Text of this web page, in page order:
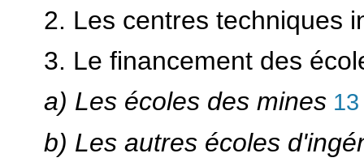
2. Les centres techniques
3. Le financement des
a) Les écoles des mines 13
b) Les autres écoles